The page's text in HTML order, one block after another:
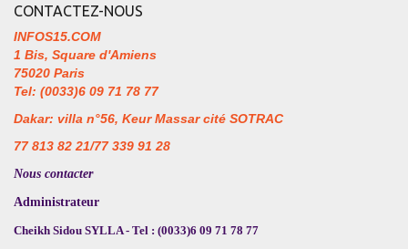
CONTACTEZ-NOUS
INFOS15.COM
1 Bis, Square d'Amiens
75020 Paris
Tel: (0033)6 09 71 78 77
Dakar: villa n°56, Keur Massar cité SOTRAC
77 813 82 21/77 339 91 28
Nous contacter
Administrateur
Cheikh Sidou SYLLA - Tel : (0033)6 09 71 78 77